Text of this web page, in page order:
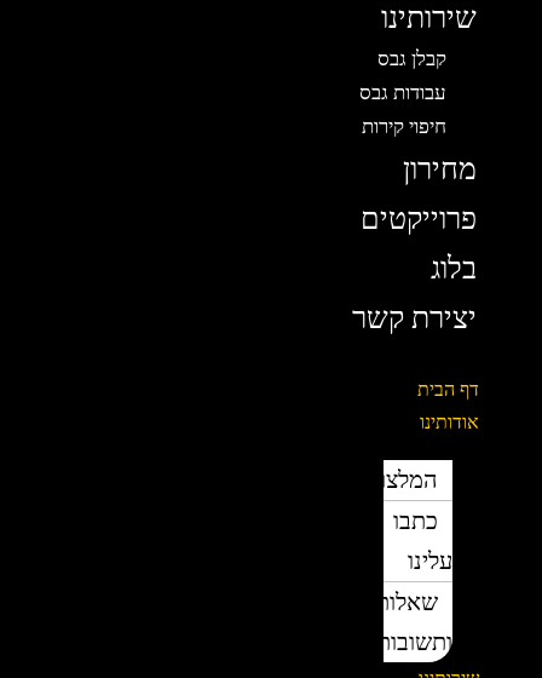
שירותינו
קבלן גבס
עבודות גבס
חיפוי קירות
מחירון
פרוייקטים
בלוג
יצירת קשר
דף הבית
אודותינו
המלצות
כתבו
עלינו
שאלות
ותשובות